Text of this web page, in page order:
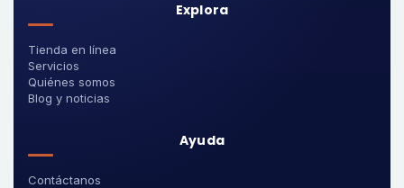
Explora
Tienda en línea
Servicios
Quiénes somos
Blog y noticias
Ayuda
Contáctanos